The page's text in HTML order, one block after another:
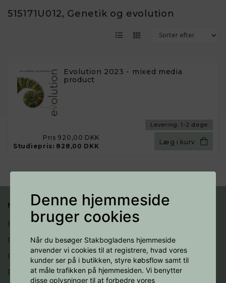
Denne hjemmeside
bruger cookies
Når du besøger Stakbogladens hjemmeside
anvender vi cookies til at registrere, hvad vores
kunder ser på i butikken, styre købsflow samt til
at måle trafikken på hjemmesiden. Vi benytter
disse oplysninger til at forbedre vores
515171U012, Genetik og evolution
Levering: 1-2 dage
Evolution 2023 - mixed media
product
Pris 920,00 DKK
Studiepris: 828,00 DKK
Læg i kurv
NYTTIGE LINKS
Handelsbetingelser
Cookies
Opret profil
Fortryd køb